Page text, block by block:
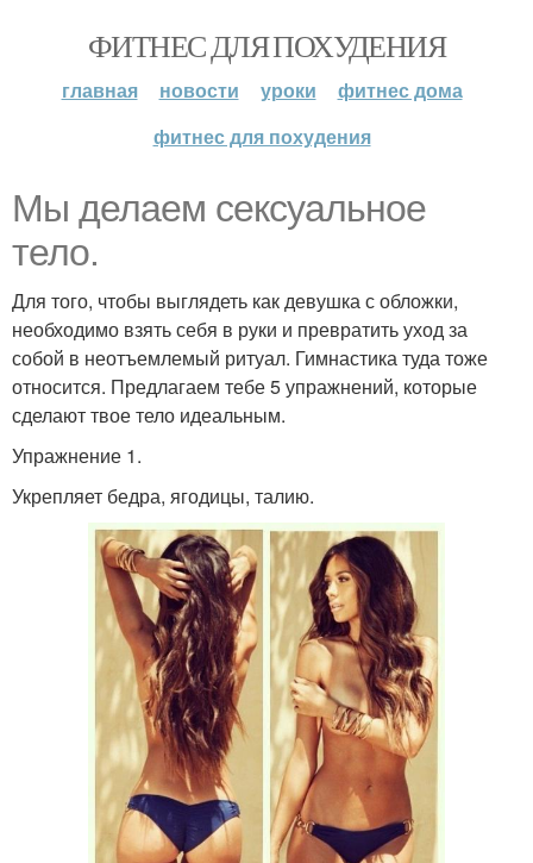
ФИТНЕС ДЛЯ ПОХУДЕНИЯ
главная новости уроки
фитнес дома
фитнес для похудения
Мы делаем сексуальное
тело.
Для того, чтобы выглядеть как девушка с обложки,
необходимо взять себя в руки и превратить уход за
собой в неотъемлемый ритуал. Гимнастика туда тоже
относится. Предлагаем тебе 5 упражнений, которые
сделают твое тело идеальным.
Упражнение 1.
Укрепляет бедра, ягодицы, талию.